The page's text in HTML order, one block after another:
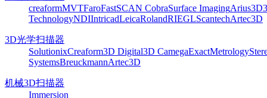
creaformMVTFaroFastSCAN CobraSurface ImagingArius3D
TechnologyNDIIntricadLeicaRolandRIEGLScantechArtec3D
3D光学扫描器
SolutionixCreaform3D Digital3D CamegaExactMetrology
SystemsBreuckmannArtec3D
机械3D扫描器
Immersion